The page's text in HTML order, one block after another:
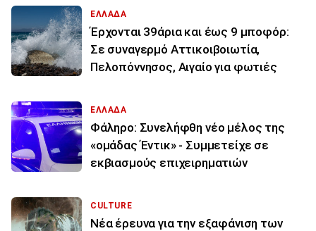
ΕΛΛΑΔΑ
Έρχονται 39άρια και έως 9 μποφόρ:
Σε συναγερμό Αττικοιβοιωτία,
Πελοπόννησος, Αιγαίο για φωτιές
ΕΛΛΑΔΑ
Φάληρο: Συνελήφθη νέο μέλος της
«ομάδας Έντικ» - Συμμετείχε σε
εκβιασμούς επιχειρηματιών
CULTURE
Νέα έρευνα για την εξαφάνιση των